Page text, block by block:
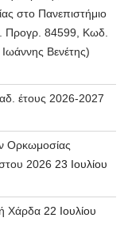
στο Πανεπιστήμιο
Προγρ. 84599, Κωδ.
Βενέτης)
έτους 2026-2027
Ορκωμοσίας
2026 23 Ιουλίου
Χάρδα 22 Ιουλίου